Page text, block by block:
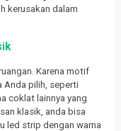
kerusakan dalam
Karena motif
Anda pilih, seperti
coklat lainnya yang
klasik, anda bisa
led strip dengan warna